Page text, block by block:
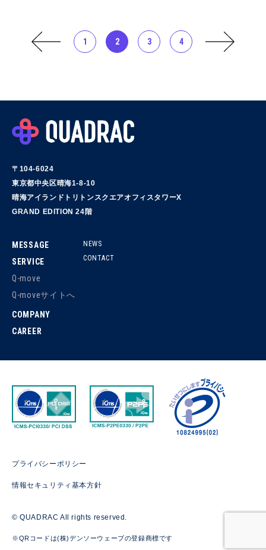
1 2 3 4
〒104-6024
東京都中央区晴海1-8-10
晴海アイランドトリトンスクエアオフィスタワーX
GRAND EDITION 24階
MESSAGE
SERVICE
Q-move
Q-moveサイトへ
COMPANY
CAREER
NEWS
CONTACT
プライバシーポリシー
情報セキュリティ基本方針
© QUADRAC All rights reserved.
※QRコードは(株)デンソーウェーブの登録商標です